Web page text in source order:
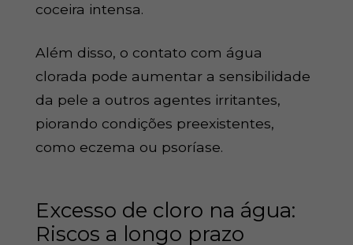
coceira intensa.
Além disso, o contato com água
clorada pode aumentar a sensibilidade
da pele a outros agentes irritantes,
piorando condições preexistentes,
como eczema ou psoríase.
Excesso de cloro na água:
Riscos a longo prazo